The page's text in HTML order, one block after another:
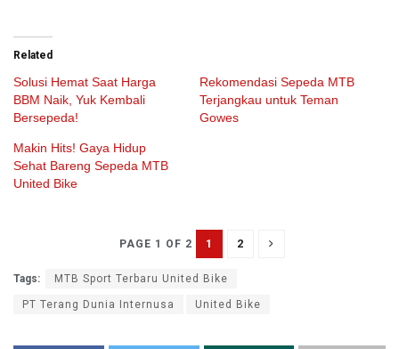
Related
Solusi Hemat Saat Harga
BBM Naik, Yuk Kembali
Bersepeda!
Rekomendasi Sepeda MTB
Terjangkau untuk Teman
Gowes
Makin Hits! Gaya Hidup
Sehat Bareng Sepeda MTB
United Bike
PAGE 1 OF 2 1 2
Tags: MTB Sport Terbaru United Bike
PT Terang Dunia Internusa United Bike